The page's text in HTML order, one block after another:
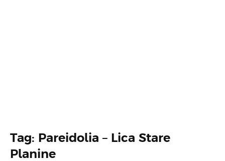
Tag: Pareidolia – Lica Stare
Planine